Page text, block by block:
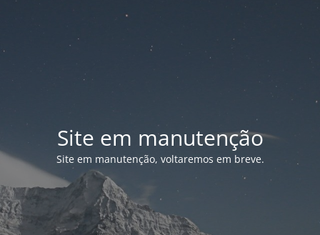
Site em manutenção
Site em manutenção, voltaremos em breve.